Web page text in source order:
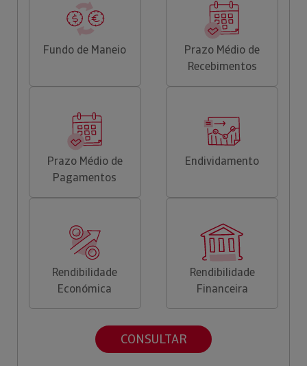
Fundo de Maneio
Prazo Médio de
Recebimentos
Prazo Médio de
Pagamentos
Endividamento
Rendibilidade
Económica
Rendibilidade
Financeira
CONSULTAR